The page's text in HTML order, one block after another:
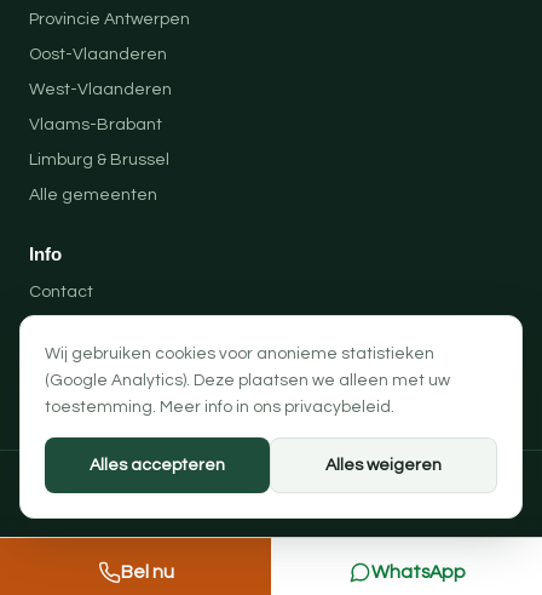
Provincie Antwerpen
Oost-Vlaanderen
West-Vlaanderen
Vlaams-Brabant
Limburg & Brussel
Alle gemeenten
Info
Contact
Privacybeleid
Algemene voorwaarden
Bel nu WhatsApp
Wij gebruiken cookies voor anonieme statistieken
(Google Analytics). Deze plaatsen we alleen met uw
toestemming. Meer info in ons privacybeleid .
Alles accepteren Alles weigeren